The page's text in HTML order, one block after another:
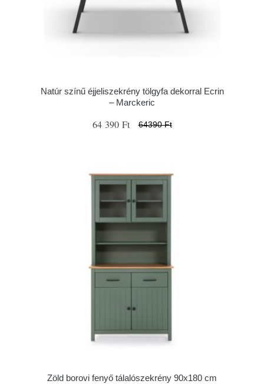
Natúr színű éjjeliszekrény tölgyfa dekorral Ecrin
– Marckeric
64 390 Ft 64390 Ft
Zöld borovi fenyő tálalószekrény 90x180 cm